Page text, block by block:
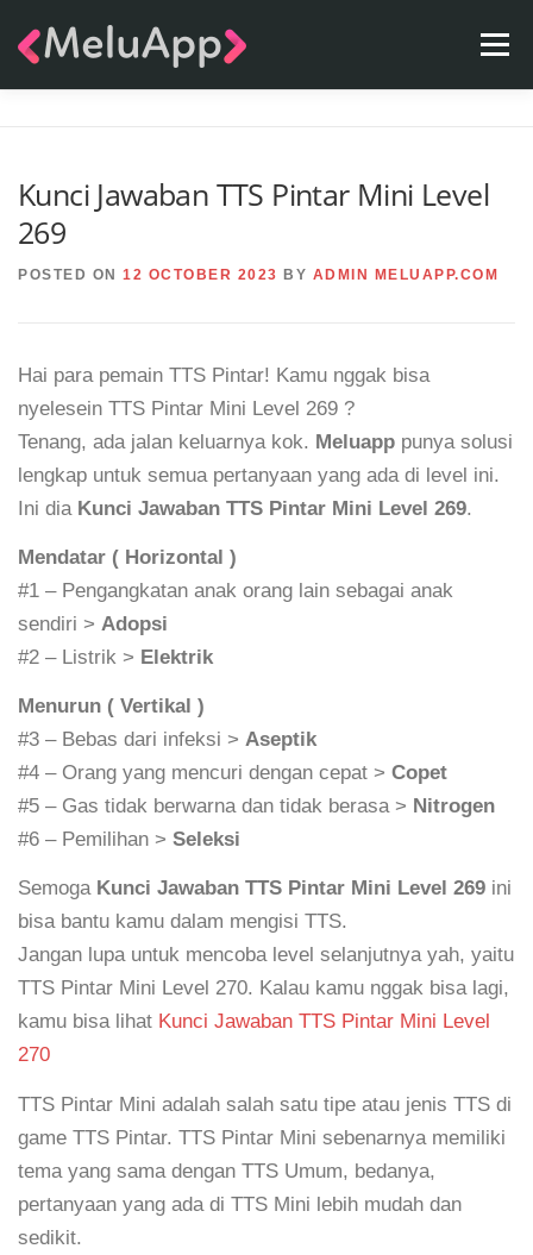
Menu
Kunci Jawaban TTS Pintar Mini Level
269
POSTED ON 12 OCTOBER 2023 BY ADMIN MELUAPP.COM
Hai para pemain TTS Pintar! Kamu nggak bisa
nyelesein TTS Pintar Mini Level 269 ?
Tenang, ada jalan keluarnya kok. Meluapp punya solusi
lengkap untuk semua pertanyaan yang ada di level ini.
Ini dia Kunci Jawaban TTS Pintar Mini Level 269.
Mendatar ( Horizontal )
#1 – Pengangkatan anak orang lain sebagai anak
sendiri > Adopsi
#2 – Listrik > Elektrik
Menurun ( Vertikal )
#3 – Bebas dari infeksi > Aseptik
#4 – Orang yang mencuri dengan cepat > Copet
#5 – Gas tidak berwarna dan tidak berasa > Nitrogen
#6 – Pemilihan > Seleksi
Semoga Kunci Jawaban TTS Pintar Mini Level 269 ini
bisa bantu kamu dalam mengisi TTS.
Jangan lupa untuk mencoba level selanjutnya yah, yaitu
TTS Pintar Mini Level 270. Kalau kamu nggak bisa lagi,
kamu bisa lihat Kunci Jawaban TTS Pintar Mini Level
270
TTS Pintar Mini adalah salah satu tipe atau jenis TTS di
game TTS Pintar. TTS Pintar Mini sebenarnya memiliki
tema yang sama dengan TTS Umum, bedanya,
pertanyaan yang ada di TTS Mini lebih mudah dan
sedikit.